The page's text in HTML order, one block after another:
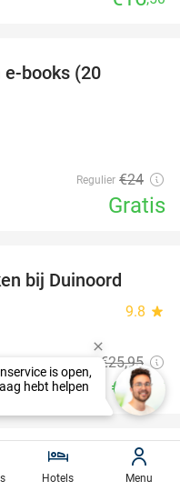
books (20
Regulier €24
Gratis
bij Duinoord
9.8 star
€25,95
€20,95
45%
favorite_border
of late check-out
Hotels Menu